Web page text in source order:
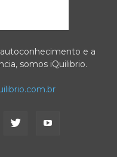
e a
somos iQuilibrio.